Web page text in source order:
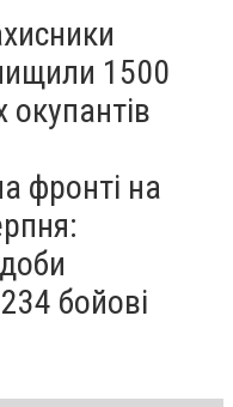
1500
окупантів
фронті на
бойові